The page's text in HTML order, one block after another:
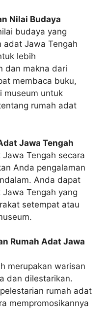
Nilai Budaya
budaya yang
adat Jawa Tengah
lebih
dan makna dari
membaca buku,
museum untuk
rumah adat
Jawa Tengah
Tengah secara
Anda pengalaman
Anda dapat
Tengah yang
setempat atau
Rumah Adat Jawa
merupakan warisan
dan dilestarikan.
rumah adat
mempromosikannya